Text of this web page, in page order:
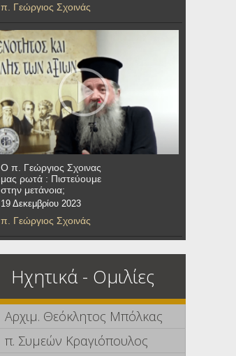
π. Γεώργιος Σχοινάς
Ο π. Γεώργιος Σχοινας
μας ρωτά : Πιστεύουμε
στην μετάνοια;
19 Δεκεμβρίου 2023
π. Γεώργιος Σχοινάς
Ηχητικά - Ομιλίες
Αρχιμ. Θεόκλητος Μπόλκας
π. Συμεών Κραγιόπουλος